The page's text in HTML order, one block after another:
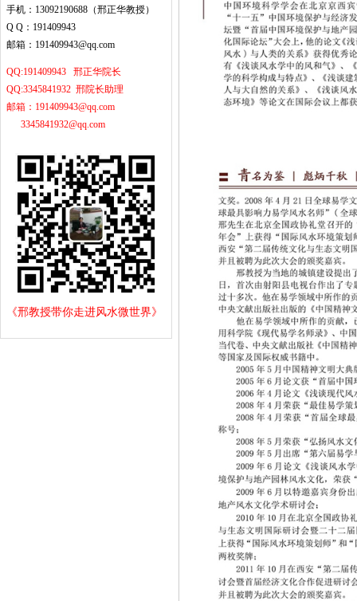
手机：13092190688（邢正华教授）
Q Q：191409943
邮箱：191409943@qq.com
QQ:191409943 邢正华院长
QQ:3345841932 邢院长助理
邮箱：191409943@qq.com
3345841932@qq.com
《邢教授带你走进风水微世界》